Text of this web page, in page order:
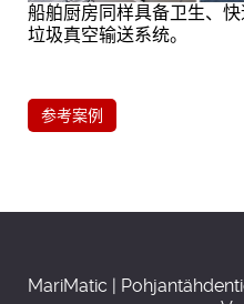
船舶厨房同样具备卫生、
垃圾真空输送系统。
参考案例
MariMatic |